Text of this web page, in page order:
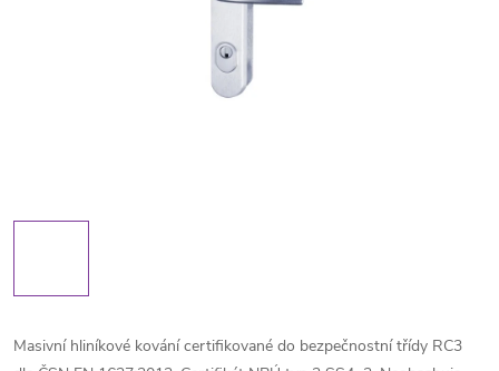
Masivní hliníkové kování certifikované do bezpečnostní třídy RC3